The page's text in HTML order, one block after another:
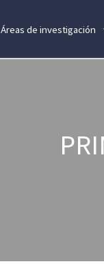
Áreas de investigación